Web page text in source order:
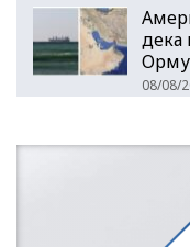
дека
08/08/